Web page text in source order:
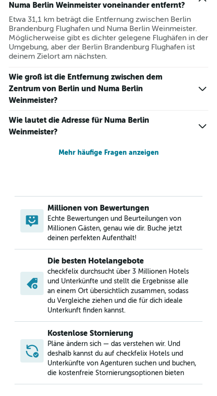
Numa Berlin Weinmeister voneinander entfernt?
Etwa 31,1 km beträgt die Entfernung zwischen Berlin
Brandenburg Flughafen und Numa Berlin Weinmeister.
Möglicherweise gibt es dichter gelegene Flughäfen in der
Umgebung, aber der Berlin Brandenburg Flughafen ist
deinem Zielort am nächsten.
Wie groß ist die Entfernung zwischen dem
Zentrum von Berlin und Numa Berlin
Weinmeister?
Wie lautet die Adresse für Numa Berlin
Weinmeister?
Mehr häufige Fragen anzeigen
Millionen von Bewertungen
Echte Bewertungen und Beurteilungen von
Millionen Gästen, genau wie dir. Buche jetzt
deinen perfekten Aufenthalt!
Die besten Hotelangebote
checkfelix durchsucht über 3 Millionen Hotels
und Unterkünfte und stellt die Ergebnisse alle
an einem Ort übersichtlich zusammen, sodass
du Vergleiche ziehen und die für dich ideale
Unterkunft finden kannst.
Kostenlose Stornierung
Pläne ändern sich — das verstehen wir. Und
deshalb kannst du auf checkfelix Hotels und
Unterkünfte von Agenturen suchen und buchen,
die kostenfreie Stornierungsoptionen bieten